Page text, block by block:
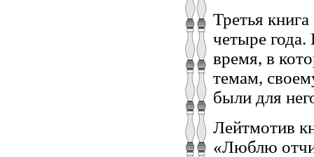
Третья
четыре
время, в
темам,
были для
Лейтмотив
«Люблю